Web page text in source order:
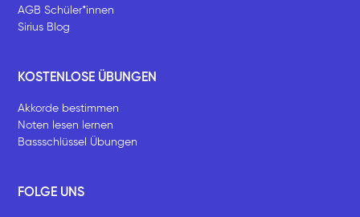
AGB Schüler*innen
Sirius Blog
KOSTENLOSE ÜBUNGEN
Akkorde bestimmen
Noten lesen lernen
Bassschlüssel Übungen
FOLGE UNS